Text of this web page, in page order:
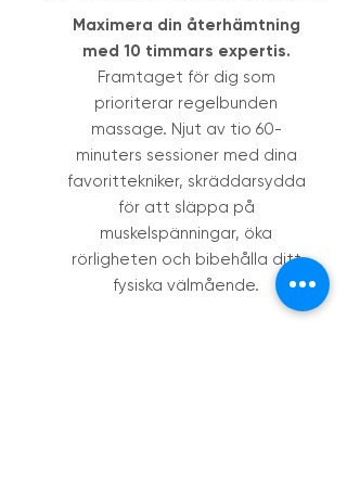
Maximera din återhämtning
med 10 timmars expertis.
Framtaget för dig som
prioriterar regelbunden
massage. Njut av tio 60-
minuters sessioner med dina
favorittekniker, skräddarsydda
för att släppa på
muskelspänningar, öka
rörligheten och bibehålla ditt
fysiska välmående.